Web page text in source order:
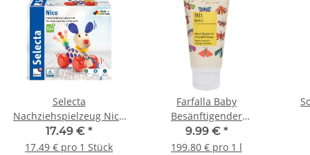
Selecta
Nachziehspielzeug Nico
1St
17.49 € *
17.49 € pro 1 Stück
Farfalla Baby
Besänftigender
Windelbalsam Kamille
50ml
9.99 € *
199.80 € pro 1 l